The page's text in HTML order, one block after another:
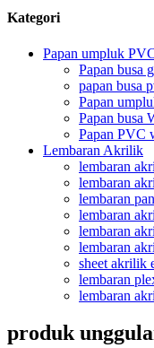
Kategori
Papan umpluk
Papan busa
papan busa
Papan
Papan busa
Papan PVC
Lembaran Akrilik
lembaran
lembaran
lembaran
lembaran
lembaran
lembaran
sheet akrilik
lembaran
lembaran
produk